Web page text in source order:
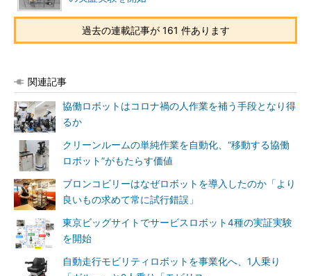
過去の連載記事が 161 件あります
関連記事
協働ロボットはコロナ禍の人作業を補う手段となり得
るか
クリーンルームの単純作業を自動化、“移動する協働
ロボット”がもたらす価値
ブロンコビリーはなぜロボットを導入したのか「より
良いもの求めて常に試行錯誤」
東京ビッグサイトでサービスロボット4種の実証実験
を開始
自動走行モビリティロボットを事業化へ、1人乗り